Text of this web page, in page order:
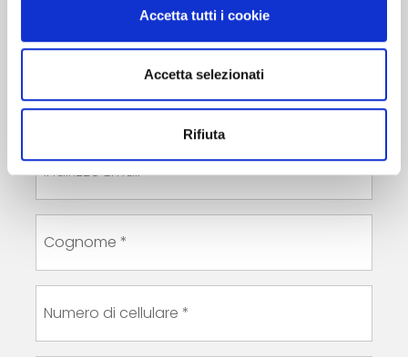
Accetta tutti i cookie
Accetta selezionati
Rifiuta